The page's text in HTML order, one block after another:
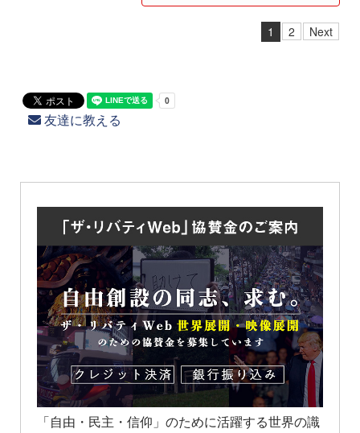
1 2 Next
友達に教える
「自由・民主・信仰」のために活躍する世界の識